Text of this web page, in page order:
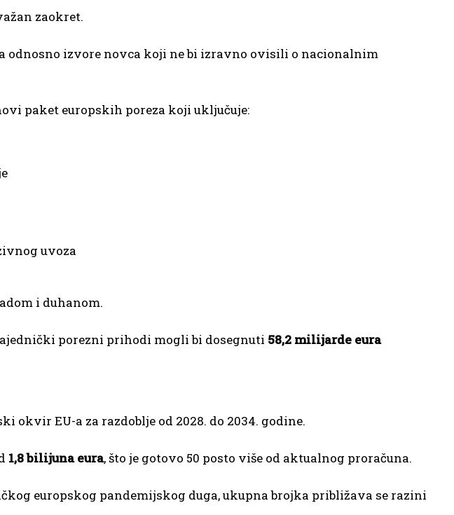
zaokret.
odnosno izvore novca koji ne bi izravno ovisili o nacionalnim
paket europskih poreza koji uključuje:
uvoza
i duhanom.
porezni prihodi mogli bi dosegnuti 58,2 milijarde eura
okvir EU-a za razdoblje od 2028. do 2034. godine.
1,8 bilijuna eura, što je gotovo 50 posto više od aktualnog proračuna.
europskog pandemijskog duga, ukupna brojka približava se razini